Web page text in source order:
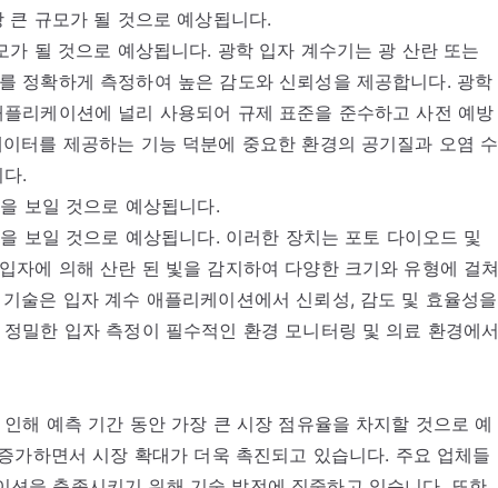
규모가 될 것으로 예상됩니다.
될 것으로 예상됩니다. 광학 입자 계수기는 광 산란 또는
정확하게 측정하여 높은 감도와 신뢰성을 제공합니다. 광학
리케이션에 널리 사용되어 규제 표준을 준수하고 사전 예방
터를 제공하는 기능 덕분에 중요한 환경의 공기질과 오염 수
.
보일 것으로 예상됩니다.
보일 것으로 예상됩니다. 이러한 장치는 포토 다이오드 및
자에 의해 산란 된 빛을 감지하여 다양한 크기와 유형에 걸쳐
술은 입자 계수 애플리케이션에서 신뢰성, 감도 및 효율성을
밀한 입자 측정이 필수적인 환경 모니터링 및 의료 환경에서
해 예측 기간 동안 가장 큰 시장 점유율을 차지할 것으로 예
가하면서 시장 확대가 더욱 촉진되고 있습니다. 주요 업체들